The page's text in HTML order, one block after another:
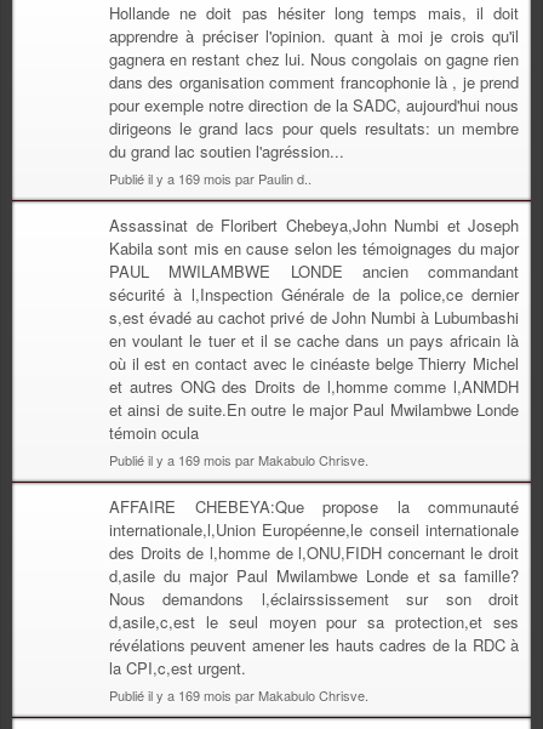
Hollande ne doit pas hésiter long temps mais, il doit
apprendre à préciser l'opinion. quant à moi je crois qu'il
gagnera en restant chez lui. Nous congolais on gagne rien
dans des organisation comment francophonie là , je prend
pour exemple notre direction de la SADC, aujourd'hui nous
dirigeons le grand lacs pour quels resultats: un membre
du grand lac soutien l'agréssion...
Publié il y a 169 mois par Paulin d..
Assassinat de Floribert Chebeya,John Numbi et Joseph
Kabila sont mis en cause selon les témoignages du major
PAUL MWILAMBWE LONDE ancien commandant
sécurité à l,Inspection Générale de la police,ce dernier
s,est évadé au cachot privé de John Numbi à Lubumbashi
en voulant le tuer et il se cache dans un pays africain là
où il est en contact avec le cinéaste belge Thierry Michel
et autres ONG des Droits de l,homme comme l,ANMDH
et ainsi de suite.En outre le major Paul Mwilambwe Londe
témoin ocula
Publié il y a 169 mois par Makabulo Chrisve.
AFFAIRE CHEBEYA:Que propose la communauté
internationale,l,Union Européenne,le conseil internationale
des Droits de l,homme de l,ONU,FIDH concernant le droit
d,asile du major Paul Mwilambwe Londe et sa famille?
Nous demandons l,éclairssissement sur son droit
d,asile,c,est le seul moyen pour sa protection,et ses
révélations peuvent amener les hauts cadres de la RDC à
la CPI,c,est urgent.
Publié il y a 169 mois par Makabulo Chrisve.